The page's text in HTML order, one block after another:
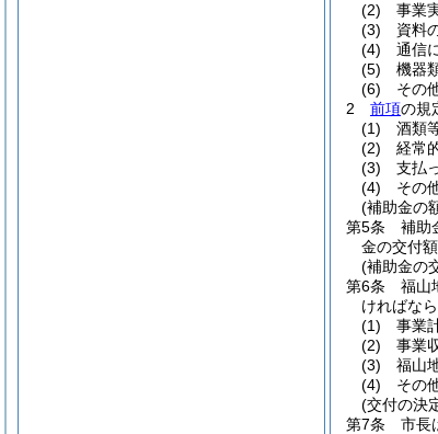
(2)
事業
(3)
資料
(4)
通信
(5)
機器
(6)
その
2
前項の規
(1)
酒類
(2)
経常
(3)
支払
(4)
その
(補助金の
第5条
補助
金の交付
(補助金の
第6条
福山
ければなら
(1)
事業
(2)
事業
(3)
福山
(4)
その
(交付の決
第7条
市長